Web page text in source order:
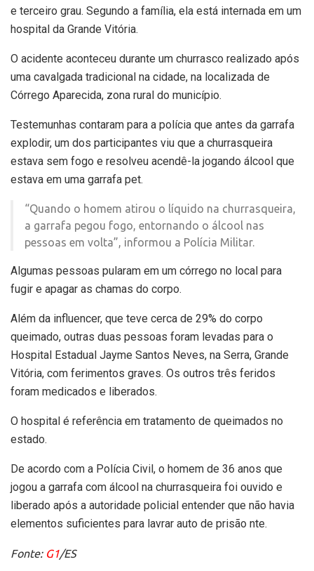
e terceiro grau. Segundo a família, ela está internada em um
hospital da Grande Vitória.
O acidente aconteceu durante um churrasco realizado após
uma cavalgada tradicional na cidade, na localizada de
Córrego Aparecida, zona rural do município.
Testemunhas contaram para a polícia que antes da garrafa
explodir, um dos participantes viu que a churrasqueira
estava sem fogo e resolveu acendê-la jogando álcool que
estava em uma garrafa pet.
“Quando o homem atirou o líquido na churrasqueira,
a garrafa pegou fogo, entornando o álcool nas
pessoas em volta”, informou a Polícia Militar.
Algumas pessoas pularam em um córrego no local para
fugir e apagar as chamas do corpo.
Além da influencer, que teve cerca de 29% do corpo
queimado, outras duas pessoas foram levadas para o
Hospital Estadual Jayme Santos Neves, na Serra, Grande
Vitória, com ferimentos graves. Os outros três feridos
foram medicados e liberados.
O hospital é referência em tratamento de queimados no
estado.
De acordo com a Polícia Civil, o homem de 36 anos que
jogou a garrafa com álcool na churrasqueira foi ouvido e
liberado após a autoridade policial entender que não havia
elementos suficientes para lavrar auto de prisão nte.
Fonte: G1/ES